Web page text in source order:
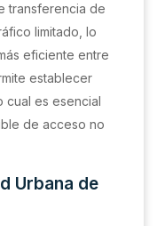
transferencia de
limitado, lo
eficiente entre
establecer
cual es esencial
de acceso no
Urbana de